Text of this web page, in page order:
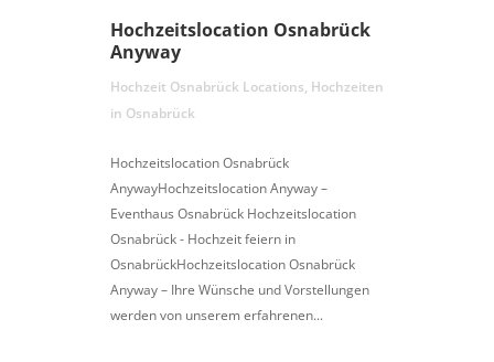
Hochzeitslocation Osnabrück
Anyway
Hochzeit Osnabrück Locations, Hochzeiten
in Osnabrück
Hochzeitslocation Osnabrück
AnywayHochzeitslocation Anyway –
Eventhaus Osnabrück Hochzeitslocation
Osnabrück - Hochzeit feiern in
OsnabrückHochzeitslocation Osnabrück
Anyway – Ihre Wünsche und Vorstellungen
werden von unserem erfahrenen...